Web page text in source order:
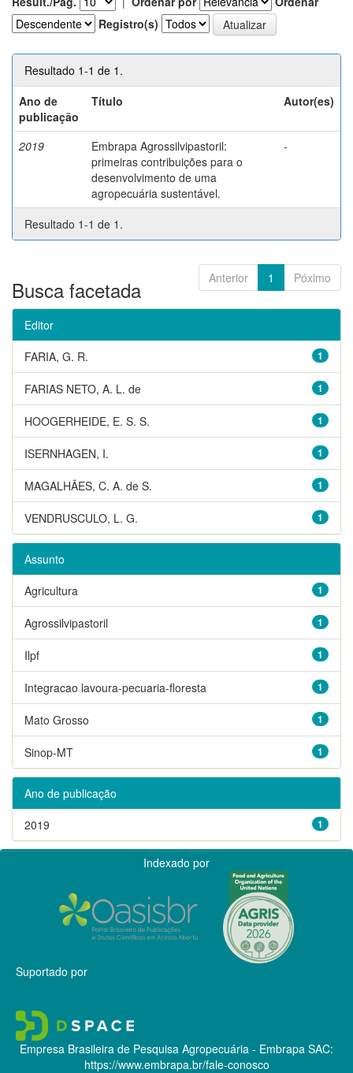
Registro(s)
Resultado 1-1 de 1.
Ano de
publicação
Título Autor(es)
2019
Embrapa Agrossilvipastoril:
primeiras contribuições para o
desenvolvimento de uma
agropecuária sustentável.
-
Resultado 1-1 de 1.
Anterior 1 Póximo
Busca facetada
Editor
1
FARIA, G. R.
1
FARIAS NETO, A. L. de
1
HOOGERHEIDE, E. S. S.
1
ISERNHAGEN, I.
1
MAGALHÃES, C. A. de S.
1
VENDRUSCULO, L. G.
Assunto
1
Agricultura
1
Agrossilvipastoril
1
Ilpf
1
Integracao lavoura-pecuaria-floresta
1
Mato Grosso
1
Sinop-MT
Ano de publicação
1
2019
Indexado por
Suportado por
Empresa Brasileira de Pesquisa Agropecuária - Embrapa SAC:
https://www.embrapa.br/fale-conosco